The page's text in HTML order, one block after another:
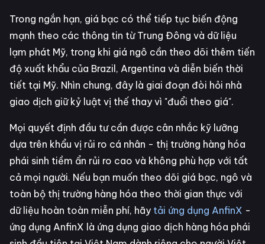
Trong ngắn hạn, giá bạc có thể tiếp tục biến động
mạnh theo các thông tin từ Trung Đông và dữ liệu
lạm phát Mỹ, trong khi giá ngô cần theo dõi thêm tiến
độ xuất khẩu của Brazil, Argentina và diễn biến thời
tiết tại Mỹ. Nhìn chung, đây là giai đoạn đòi hỏi nhà
giao dịch giữ kỷ luật vị thế thay vì "đuổi theo giá".
Mọi quyết định đầu tư cần được cân nhắc kỹ lưỡng
dựa trên khẩu vị rủi ro cá nhân - thị trường hàng hóa
phái sinh tiềm ẩn rủi ro cao và không phù hợp với tất
cả mọi người. Nếu bạn muốn theo dõi giá bạc, ngô và
toàn bộ thị trường hàng hóa theo thời gian thực với
dữ liệu hoàn toàn miễn phí, hãy tải ứng dụng AnfinX -
ứng dụng AnfinX là ứng dụng giao dịch hàng hóa phái